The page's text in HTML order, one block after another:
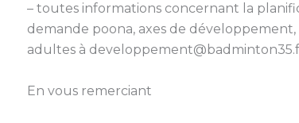
– toutes informations concernant la
demande poona, axes de
adultes à
En vous remerciant